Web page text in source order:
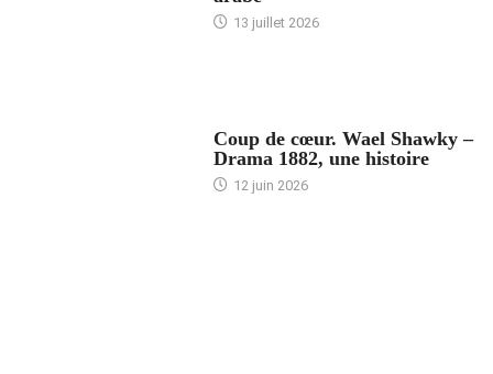
13 juillet 2026
Coup de cœur. Wael Shawky –
Drama 1882, une histoire
12 juin 2026